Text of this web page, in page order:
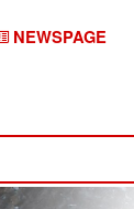
NEWSPAGE